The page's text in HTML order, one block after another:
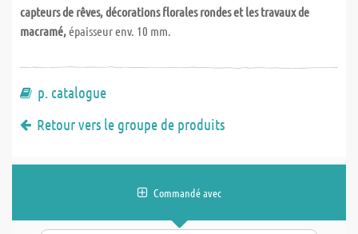
capteurs de rêves, décorations florales rondes et les travaux de
macramé,épaisseur env. 10 mm.
p. catalogue
Retour vers le groupe de produits
Commandé avec